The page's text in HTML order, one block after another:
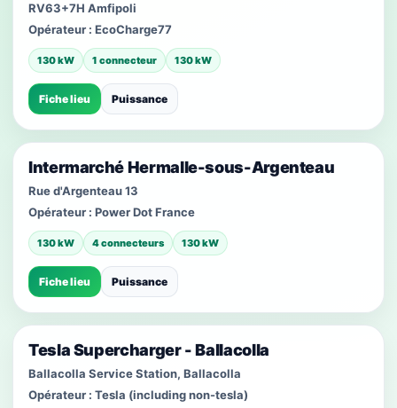
RV63+7H Amfipoli
Opérateur : EcoCharge77
130 kW 1 connecteur 130 kW
Fiche lieu Puissance
Intermarché Hermalle-sous-Argenteau
Rue d'Argenteau 13
Opérateur : Power Dot France
130 kW 4 connecteurs 130 kW
Fiche lieu Puissance
Tesla Supercharger - Ballacolla
Ballacolla Service Station, Ballacolla
Opérateur : Tesla (including non-tesla)